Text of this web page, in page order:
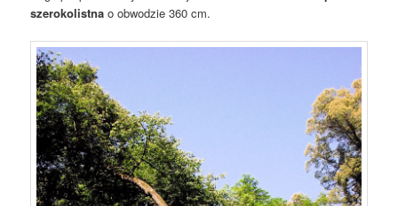
szerokolistna o obwodzie 360 cm.